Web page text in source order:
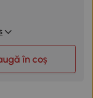
în coș